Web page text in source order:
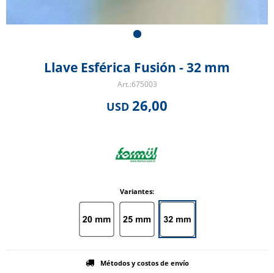
Llave Esférica Fusión - 32 mm
675003
USD 26,00
Variantes:
Métodos y costos de envío